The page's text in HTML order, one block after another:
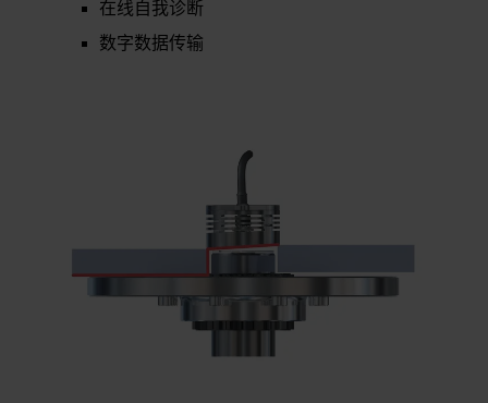
在线自我诊断
数字数据传输